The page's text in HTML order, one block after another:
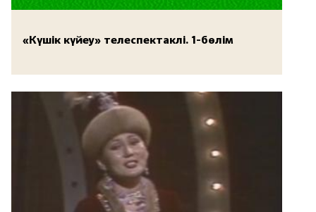
«Күшік күйеу» телеспектаклі. 1-бөлім